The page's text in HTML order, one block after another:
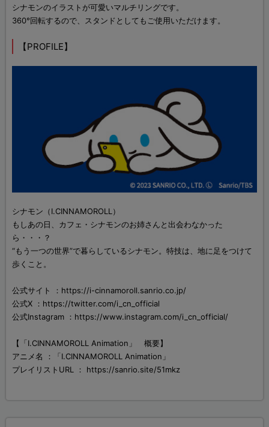
シナモンのイラストが可愛いマルチリングです。
360°回転するので、スタンドとしてもご使用いただけます。
【PROFILE】
シナモン（I.CINNAMOROLL）
もしあの日、カフェ・シナモンのお姉さんと出会わなかった
ら・・・？
“もう一つの世界”で暮らしているシナモン。特技は、地に足をつけて
歩くこと。
公式サイト ：https://i-cinnamoroll.sanrio.co.jp/
公式X ：https://twitter.com/i_cn_official
公式Instagram ：https://www.instagram.com/i_cn_official/
【「I.CINNAMOROLL Animation」 概要】
アニメ名 ：「I.CINNAMOROLL Animation」
プレイリストURL ： https://sanrio.site/51mkz